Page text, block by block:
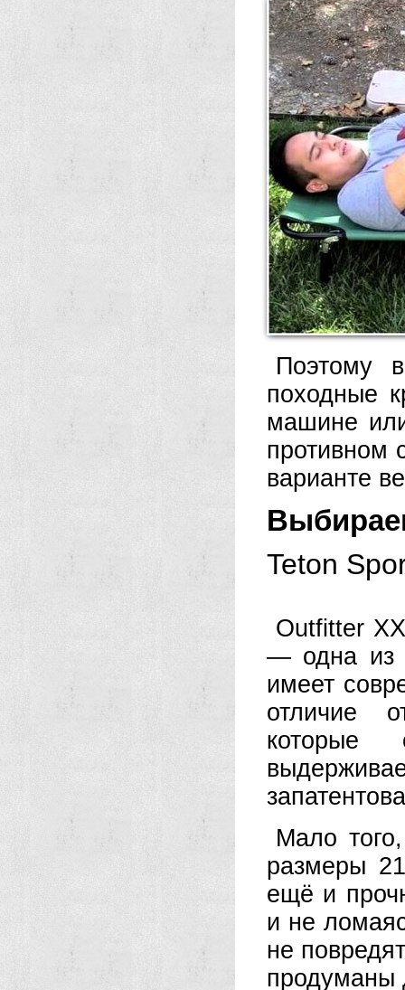
Поэтому
походные
машине
противном
варианте
Teton
Outfitter
— одна из
имеет
отличие
которые
Мало
размеры
ещё и
и не
не
продуманы